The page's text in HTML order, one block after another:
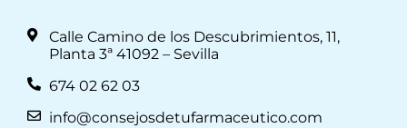
Calle Camino de los Descubrimientos, 11,
Planta 3ª 41092 – Sevilla
674 02 62 03
info@consejosdetufarmaceutico.com